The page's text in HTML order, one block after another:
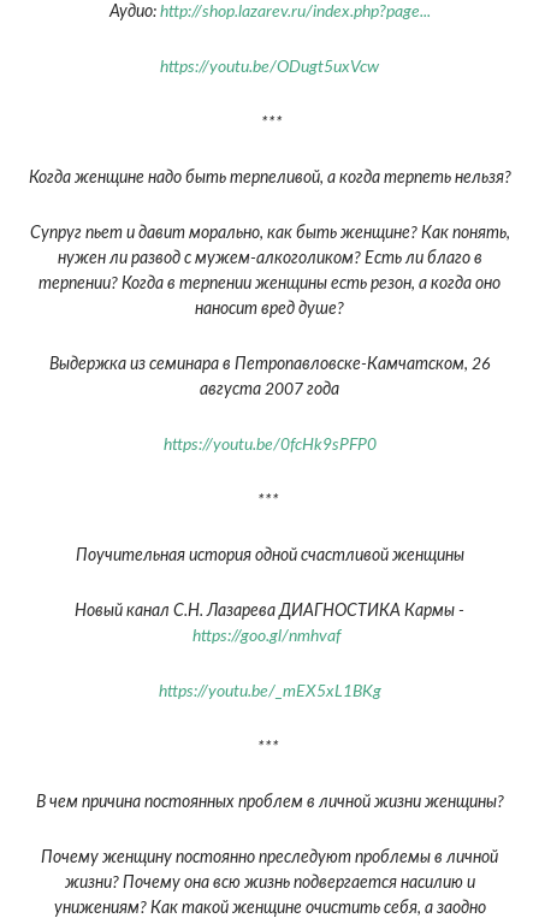
Аудио: http://shop.lazarev.ru/index.php?page...
https://youtu.be/ODugt5uxVcw
***
Когда женщине надо быть терпеливой, а когда терпеть нельзя?
Супруг пьет и давит морально, как быть женщине? Как понять,
нужен ли развод с мужем-алкоголиком? Есть ли благо в
терпении? Когда в терпении женщины есть резон, а когда оно
наносит вред душе?
Выдержка из семинара в Петропавловске-Камчатском, 26
августа 2007 года
https://youtu.be/0fcHk9sPFP0
***
Поучительная история одной счастливой женщины
Новый канал С.Н. Лазарева ДИАГНОСТИКА Кармы -
https://goo.gl/nmhvaf
https://youtu.be/_mEX5xL1BKg
***
В чем причина постоянных проблем в личной жизни женщины?
Почему женщину постоянно преследуют проблемы в личной
жизни? Почему она всю жизнь подвергается насилию и
унижениям? Как такой женщине очистить себя, а заодно